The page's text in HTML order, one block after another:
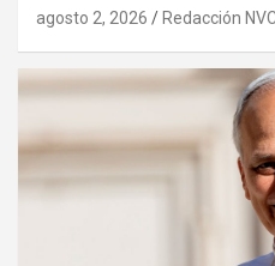
agosto 2, 2026 Redacción